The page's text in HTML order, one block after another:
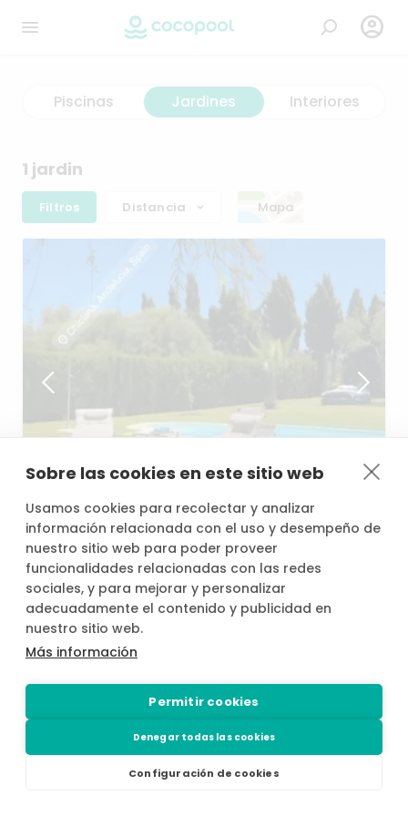
Sobre las cookies en este sitio web
Usamos cookies para recolectar y analizar
información relacionada con el uso y desempeño de
nuestro sitio web para poder proveer
funcionalidades relacionadas con las redes
sociales, y para mejorar y personalizar
adecuadamente el contenido y publicidad en
nuestro sitio web.
Más información
Permitir cookies
Denegar todas las cookies
Configuración de cookies

Piscinas Jardines Interiores
1 jardin
Filtros Distancia Mapa
desde /h
🌞Jardín con vistasalgolfenChiclana
laFrontera
Chiclana de la Frontera
30